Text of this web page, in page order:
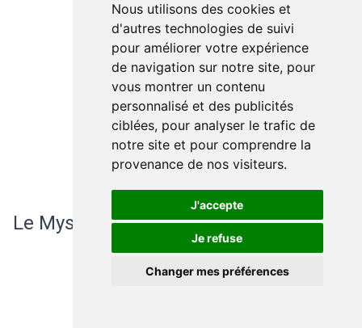
Nous utilisons des cookies et
d'autres technologies de suivi
pour améliorer votre expérience
de navigation sur notre site, pour
vous montrer un contenu
personnalisé et des publicités
ciblées, pour analyser le trafic de
notre site et pour comprendre la
provenance de nos visiteurs.
J'accepte
Je refuse
Changer mes préférences
Le Mystère de la Toison d'Or